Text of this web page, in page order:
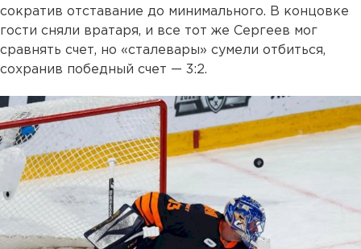
сократив отставание до минимального. В концовке
гости сняли вратаря, и все тот же Сергеев мог
сравнять счет, но «сталевары» сумели отбиться,
сохранив победный счет — 3:2.